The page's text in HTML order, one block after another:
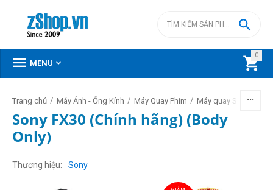
0


 MENU 
Trang chủ / Máy Ảnh - Ống Kính / Máy Quay Phim / Máy quay Sony /
Sony FX30 (Chính hãng) (Body
Only)
Thương hiệu Sony